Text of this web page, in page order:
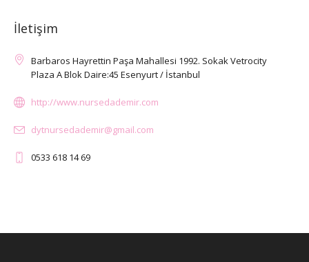
İletişim
Barbaros Hayrettin Paşa Mahallesi 1992. Sokak Vetrocity
Plaza A Blok Daire:45 Esenyurt / İstanbul
http://www.nursedademir.com
dytnursedademir@gmail.com
0533 618 14 69